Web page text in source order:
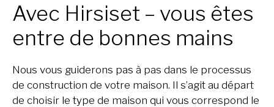
Avec Hirsiset – vous êtes
entre de bonnes mains
Nous vous guiderons pas à pas dans le processus
de construction de votre maison. Il s’agit au départ
de choisir le type de maison qui vous correspond le